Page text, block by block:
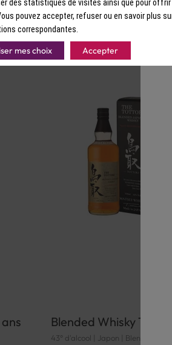
Blended Whisky The
43° d'alcool | Japon | Blended
des statistiques de visites ainsi que pour offrir
pouvez accepter, refuser ou en savoir plus
correspondantes.
mes choix Accepter